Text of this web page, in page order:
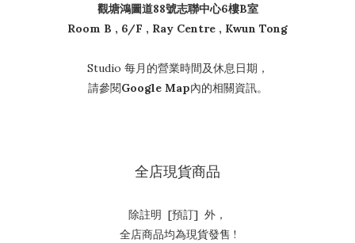
觀塘鴻圖道88號志聯中心6樓B室
Room B , 6/F , Ray Centre , Kwun Tong
Studio 每月的營業時間及休息日期，
請參閱Google Map內的相關資訊。
全店現貨商品
除註明 [預訂] 外，
全店商品均為現貨發售 !